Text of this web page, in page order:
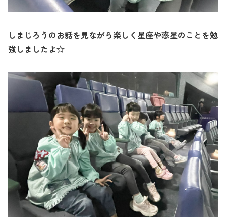
しまじろうのお話を見ながら楽しく星座や惑星のことを勉
強しましたよ☆